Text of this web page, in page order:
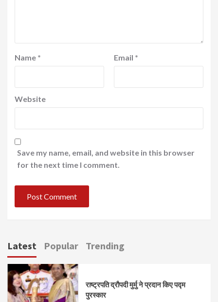
Name * Email *
Website
Save my name, email, and website in this browser
for the next time I comment.
Latest Popular Trending
राष्ट्रपति द्रौपदी मुर्मु ने प्रदान किए पद्म
पुरस्कार